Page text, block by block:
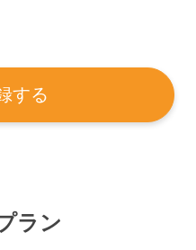
する
ラン